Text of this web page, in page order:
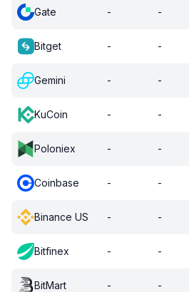
Gate - -
Bitget - -
Gemini - -
KuCoin - -
Poloniex - -
Coinbase - -
Binance US - -
Bitfinex - -
BitMart - -